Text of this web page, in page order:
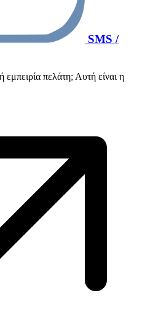
SMS /
πελάτη; Αυτή είναι η